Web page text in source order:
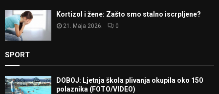
Kortizol i žene: Zašto smo stalno iscrpljene?
21. Maja 2026. 0
SPORT
DOBOJ: Ljetnja škola plivanja okupila oko 150
polaznika (FOTO/VIDEO)